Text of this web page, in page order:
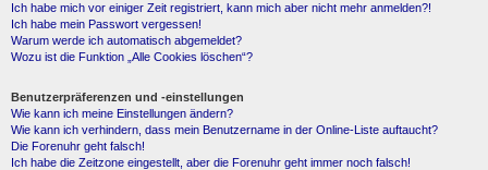
Ich habe mich vor einiger Zeit registriert, kann mich aber nicht mehr anmelden?!
Ich habe mein Passwort vergessen!
Warum werde ich automatisch abgemeldet?
Wozu ist die Funktion „Alle Cookies löschen“?
Benutzerpräferenzen und -einstellungen
Wie kann ich meine Einstellungen ändern?
Wie kann ich verhindern, dass mein Benutzername in der Online-Liste auftaucht?
Die Forenuhr geht falsch!
Ich habe die Zeitzone eingestellt, aber die Forenuhr geht immer noch falsch!